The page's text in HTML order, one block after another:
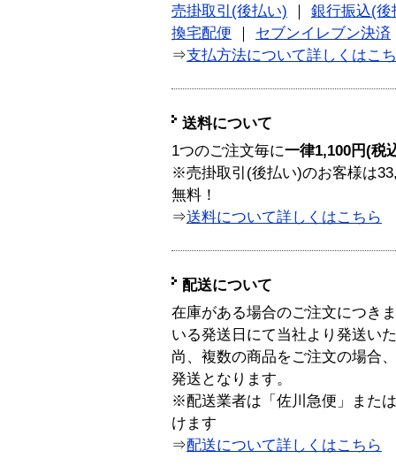
売掛取引(後払い)
銀行振込(後
換宅配便
セブンイレブン決済
⇒支払方法について詳しくはこ
送料について
1つのご注文毎に一律1,100円(税
※売掛取引(後払い)のお客様は
無料！
⇒送料について詳しくはこちら
配送について
在庫がある場合のご注文につき
いる発送日にて当社より発送い
尚、複数の商品をご注文の場合
発送となります。
※配送業者は「佐川急便」また
けます
⇒配送について詳しくはこちら